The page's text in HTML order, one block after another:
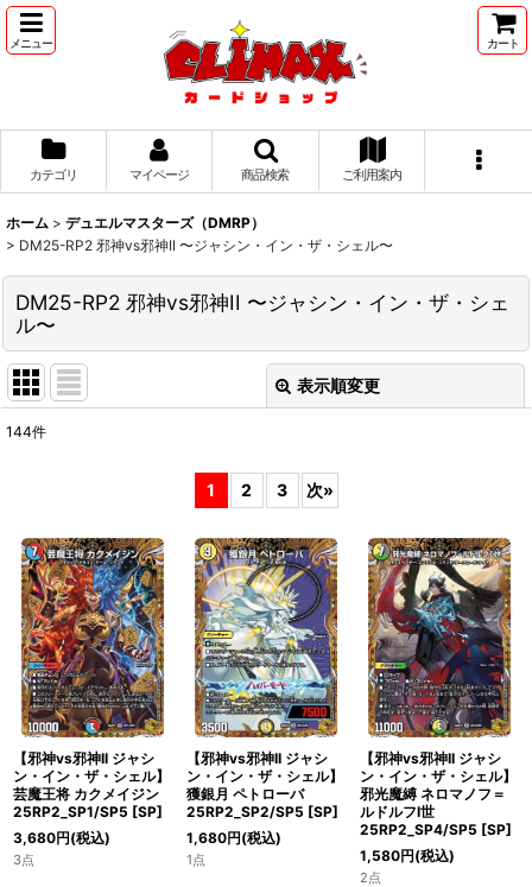
メニュー カート
カテゴリ マイページ 商品検索 ご利用案内
ホーム > デュエルマスターズ（DMRP）
> DM25-RP2 邪神vs邪神II 〜ジャシン・イン・ザ・シェル〜
DM25-RP2 邪神vs邪神II 〜ジャシン・イン・ザ・シェ
ル〜
表示順変更
絞り込む
144件
1 2 3 次»
【邪神vs邪神II ジャシ
ン・イン・ザ・シェル】
芸魔王将 カクメイジン
25RP2_SP1/SP5 [SP]
3,680円(税込)
3点
【邪神vs邪神II ジャシ
ン・イン・ザ・シェル】
獲銀月 ペトローバ
25RP2_SP2/SP5 [SP]
1,680円(税込)
1点
【邪神vs邪神II ジャシ
ン・イン・ザ・シェル】
邪光魔縛 ネロマノフ＝
ルドルフI世
25RP2_SP4/SP5 [SP]
1,580円(税込)
2点